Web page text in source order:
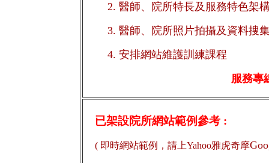
2. 醫師、院所特長及服務特色架
3. 醫師、院所照片拍攝及資料搜
4. 安排網站維護訓練課程
服務專
已架設院所網站範例參考 :
( 即時網站範例，請上Yahoo雅虎奇摩